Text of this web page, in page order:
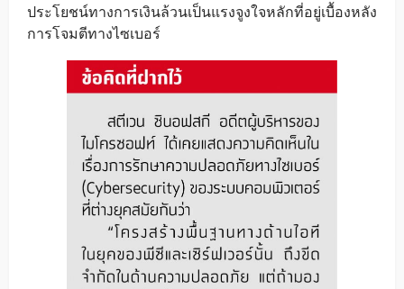
ประโยชน์ทางการเงินล้วนเป็นแรงจูงใจหลักที่อยู่เบื้องหลัง
การโจมตีทางไซเบอร์